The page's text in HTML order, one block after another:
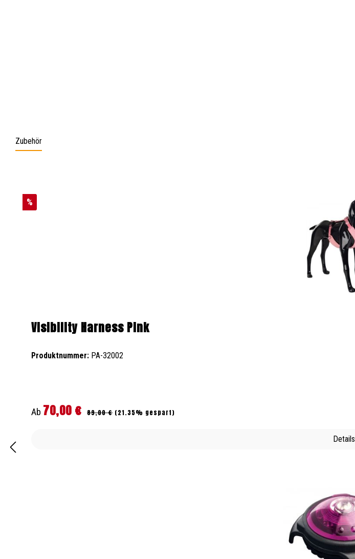
Zubehör
%
Visibility Harness Pink
Produktnummer: PA-32002
Verkaufspreis:
Ab 70,00 € Regulärer Preis:
89,00 € (21.35% gespart)
Details